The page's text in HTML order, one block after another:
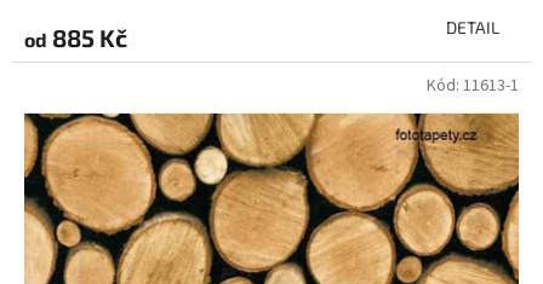
od 885 Kč DETAIL
Kód: 11613-1